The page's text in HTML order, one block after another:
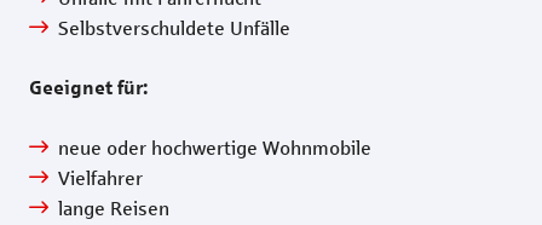
Selbstverschuldete Unfälle
Geeignet für:
neue oder hochwertige Wohnmobile
Vielfahrer
lange Reisen